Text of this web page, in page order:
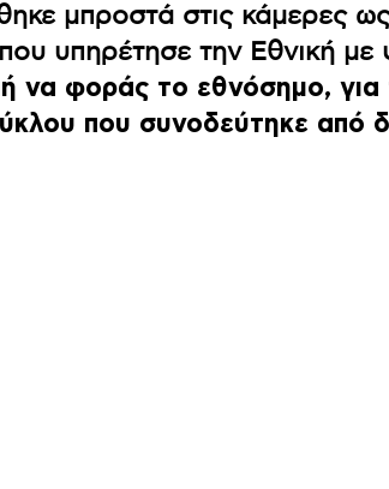
μπροστά στις κάμερες
υπηρέτησε την Εθνική με
να φοράς το εθνόσημο, για
που συνοδεύτηκε από